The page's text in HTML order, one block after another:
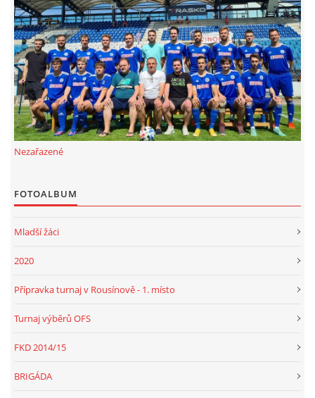
FKD, z.s.
Drnovice 704
68304 Drnovice
ičo 27005305
č.ú. 3227086359 / 0800
© 2026 eStránky.cz |RSS
Nezařazené
FOTOALBUM
Mladší žáci
2020
Přípravka turnaj v Rousínově - 1. místo
Turnaj výběrů OFS
FKD 2014/15
BRIGÁDA